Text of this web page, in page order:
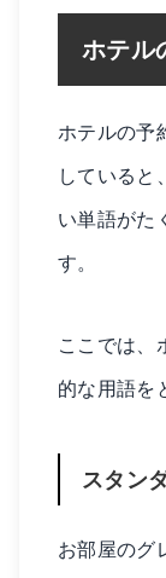
ホテル
ホテルの予
していると
い単語がた
す。
ここでは、
的な用語を
スタン
お部屋のグ